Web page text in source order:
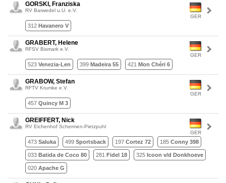
GER
GORSKI, Franziska
RV Barwedel u.U. e.V.
312 Havanero V
GER
GRABERT, Helene
RFSV Bismark e.V.
523 Venezia-Len 399 Madeira 55 421 Mon Chéri 6
GER
GRABOW, Stefan
RFTV Krumke e.V.
457 Quincy M 3
GER
GREIFFERT, Nick
RV Eichenhof Schermen-Pietzpuhl
473 Saluka 499 Sportsback 197 Cortez 72 185 Conny 398
033 Batida de Coco 80 281 Fidel 18 325 Icoon v/d Donkhoeve
020 Apache G